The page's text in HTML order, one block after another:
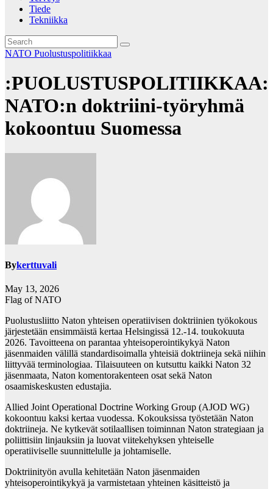
Tiede
Tekniikka
NATO Puolustuspolitiikkaa
:PUOLUSTUSPOLITIIKKAA:
NATO:n doktriini-työryhmä
kokoontuu Suomessa
Bykerttuvali
May 13, 2026
Flag of NATO
Puolustusliitto Naton yhteisen operatiivisen doktriinien työkokous
järjestetään ensimmäistä kertaa Helsingissä 12.-14. toukokuuta
2026. Tavoitteena on parantaa yhteisoperointikykyä Naton
jäsenmaiden välillä standardisoimalla yhteisiä doktriineja sekä niihin
liittyvää terminologiaa. Tilaisuuteen on kutsuttu kaikki Naton 32
jäsenmaata, Naton komentorakenteen osat sekä Naton
osaamiskeskusten edustajia.
Allied Joint Operational Doctrine Working Group (AJOD WG)
kokoontuu kaksi kertaa vuodessa. Kokouksissa työstetään Naton
doktriineja. Ne kytkevät sotilaallisen toiminnan Naton strategiaan ja
poliittisiin linjauksiin ja luovat viitekehyksen yhteiselle
operatiiviselle suunnittelulle ja johtamiselle.
Doktriinityön avulla kehitetään Naton jäsenmaiden
yhteisoperointikykyä ja varmistetaan yhteinen käsitteistö ja